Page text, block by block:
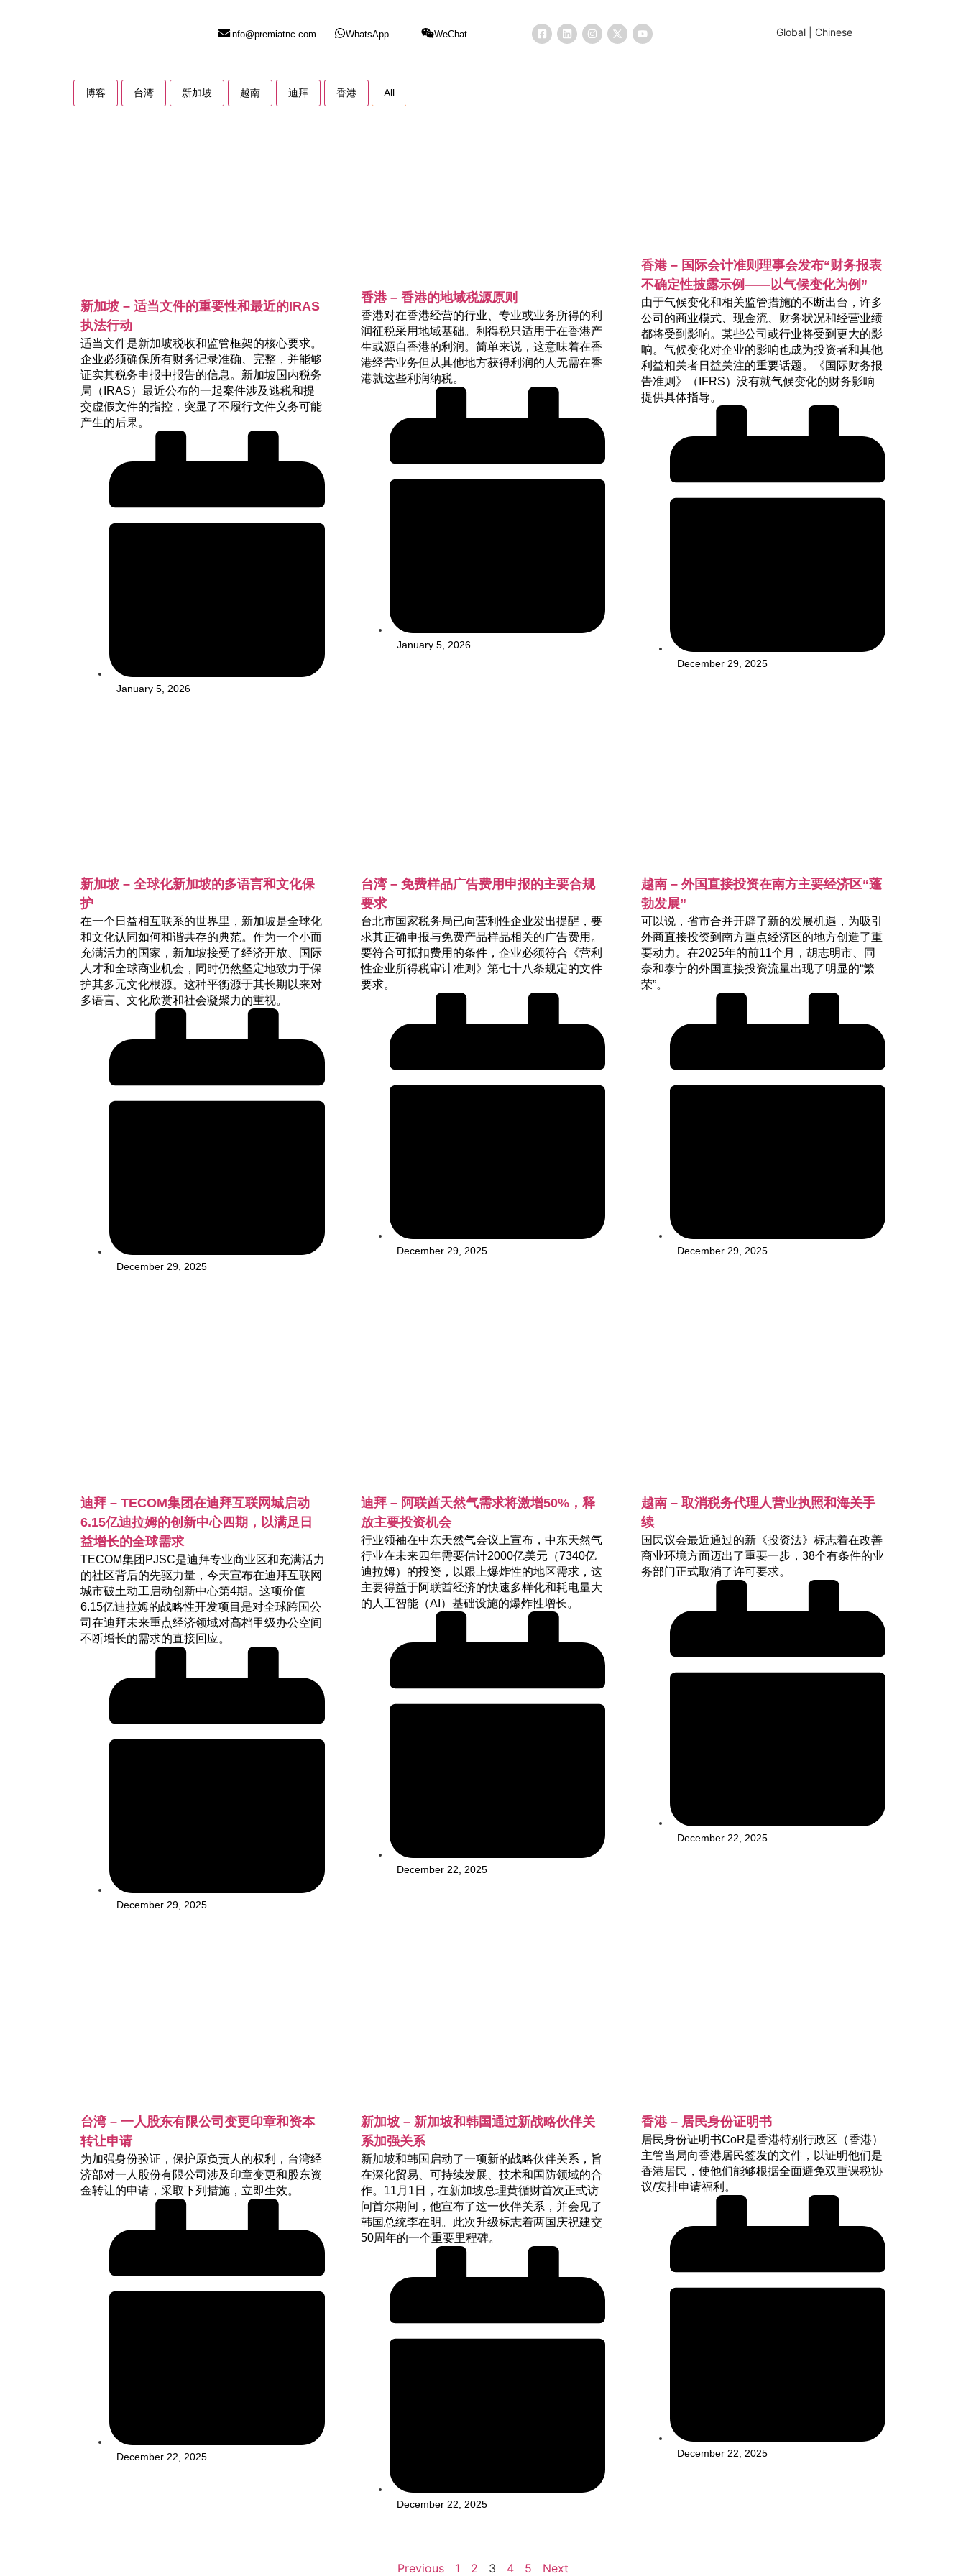
info@premiatnc.com WhatsApp WeChat Global | Chinese
博客 台湾 新加坡 越南 迪拜 香港 All
新加坡 – 适当文件的重要性和最近的IRAS
执法行动
适当文件是新加坡税收和监管框架的核心要求。
企业必须确保所有财务记录准确、完整，并能够
证实其税务申报中报告的信息。新加坡国内税务
局（IRAS）最近公布的一起案件涉及逃税和提
交虚假文件的指控，突显了不履行文件义务可能
产生的后果。
January 5, 2026
香港 – 香港的地域税源原则
香港对在香港经营的行业、专业或业务所得的利
润征税采用地域基础。利得税只适用于在香港产
生或源自香港的利润。简单来说，这意味着在香
港经营业务但从其他地方获得利润的人无需在香
港就这些利润纳税。
January 5, 2026
香港 – 国际会计准则理事会发布“财务报表
不确定性披露示例——以气候变化为例”
由于气候变化和相关监管措施的不断出台，许多
公司的商业模式、现金流、财务状况和经营业绩
都将受到影响。某些公司或行业将受到更大的影
响。气候变化对企业的影响也成为投资者和其他
利益相关者日益关注的重要话题。《国际财务报
告准则》（IFRS）没有就气候变化的财务影响
提供具体指导。
December 29, 2025
新加坡 – 全球化新加坡的多语言和文化保
护
在一个日益相互联系的世界里，新加坡是全球化
和文化认同如何和谐共存的典范。作为一个小而
充满活力的国家，新加坡接受了经济开放、国际
人才和全球商业机会，同时仍然坚定地致力于保
护其多元文化根源。这种平衡源于其长期以来对
多语言、文化欣赏和社会凝聚力的重视。
December 29, 2025
台湾 – 免费样品广告费用申报的主要合规
要求
台北市国家税务局已向营利性企业发出提醒，要
求其正确申报与免费产品样品相关的广告费用。
要符合可抵扣费用的条件，企业必须符合《营利
性企业所得税审计准则》第七十八条规定的文件
要求。
December 29, 2025
越南 – 外国直接投资在南方主要经济区“蓬
勃发展”
可以说，省市合并开辟了新的发展机遇，为吸引
外商直接投资到南方重点经济区的地方创造了重
要动力。在2025年的前11个月，胡志明市、同
奈和泰宁的外国直接投资流量出现了明显的“繁
荣”。
December 29, 2025
迪拜 – TECOM集团在迪拜互联网城启动
6.15亿迪拉姆的创新中心四期，以满足日
益增长的全球需求
TECOM集团PJSC是迪拜专业商业区和充满活力
的社区背后的先驱力量，今天宣布在迪拜互联网
城市破土动工启动创新中心第4期。这项价值
6.15亿迪拉姆的战略性开发项目是对全球跨国公
司在迪拜未来重点经济领域对高档甲级办公空间
不断增长的需求的直接回应。
December 29, 2025
迪拜 – 阿联酋天然气需求将激增50%，释
放主要投资机会
行业领袖在中东天然气会议上宣布，中东天然气
行业在未来四年需要估计2000亿美元（7340亿
迪拉姆）的投资，以跟上爆炸性的地区需求，这
主要得益于阿联酋经济的快速多样化和耗电量大
的人工智能（AI）基础设施的爆炸性增长。
December 22, 2025
越南 – 取消税务代理人营业执照和海关手
续
国民议会最近通过的新《投资法》标志着在改善
商业环境方面迈出了重要一步，38个有条件的业
务部门正式取消了许可要求。
December 22, 2025
台湾 – 一人股东有限公司变更印章和资本
转让申请
为加强身份验证，保护原负责人的权利，台湾经
济部对一人股份有限公司涉及印章变更和股东资
金转让的申请，采取下列措施，立即生效。
December 22, 2025
新加坡 – 新加坡和韩国通过新战略伙伴关
系加强关系
新加坡和韩国启动了一项新的战略伙伴关系，旨
在深化贸易、可持续发展、技术和国防领域的合
作。11月1日，在新加坡总理黄循财首次正式访
问首尔期间，他宣布了这一伙伴关系，并会见了
韩国总统李在明。此次升级标志着两国庆祝建交
50周年的一个重要里程碑。
December 22, 2025
香港 – 居民身份证明书
居民身份证明书CoR是香港特别行政区（香港）
主管当局向香港居民签发的文件，以证明他们是
香港居民，使他们能够根据全面避免双重课税协
议/安排申请福利。
December 22, 2025
Previous 1 2 3 4 5 Next